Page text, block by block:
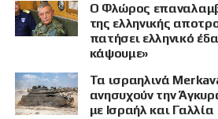
Ο Φλώρος
της ελληνικής
πατήσει ελληνικό
κάψουμε»
Τα ισραηλινά
ανησυχούν την
με Ισραήλ και Γαλλία